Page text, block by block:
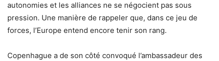
autonomies et les alliances ne se négocient pas sous
pression. Une manière de rappeler que, dans ce jeu de
forces, l’Europe entend encore tenir son rang.
Copenhague a de son côté convoqué l’ambassadeur des